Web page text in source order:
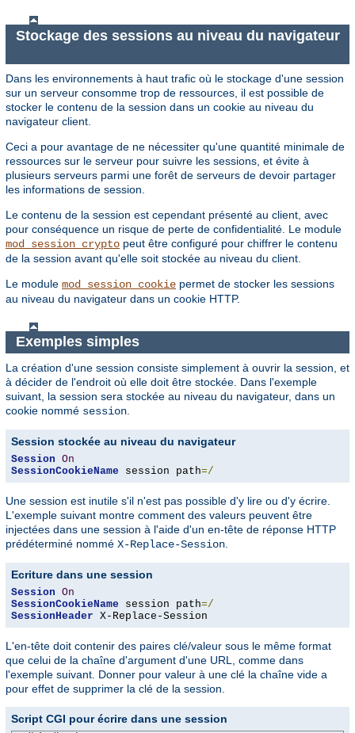
Stockage des sessions au niveau du navigateur
Dans les environnements à haut trafic où le stockage d'une session
sur un serveur consomme trop de ressources, il est possible de
stocker le contenu de la session dans un cookie au niveau du
navigateur client.
Ceci a pour avantage de ne nécessiter qu'une quantité minimale de
ressources sur le serveur pour suivre les sessions, et évite à
plusieurs serveurs parmi une forêt de serveurs de devoir partager
les informations de session.
Le contenu de la session est cependant présenté au client, avec
pour conséquence un risque de perte de confidentialité. Le module
mod_session_crypto peut être configuré pour chiffrer le contenu
de la session avant qu'elle soit stockée au niveau du client.
Le module mod_session_cookie permet de stocker les sessions
au niveau du navigateur dans un cookie HTTP.
Exemples simples
La création d'une session consiste simplement à ouvrir la session, et
à décider de l'endroit où elle doit être stockée. Dans l'exemple
suivant, la session sera stockée au niveau du navigateur, dans un
cookie nommé session
Session stockée au niveau du navigateur
Session On
SessionCookieName session path=/
Une session est inutile s'il n'est pas possible d'y lire ou d'y écrire.
L'exemple suivant montre comment des valeurs peuvent être
injectées dans une session à l'aide d'un en-tête de réponse HTTP
prédéterminé nommé X-Replace-Session
Ecriture dans une session
Session On
SessionCookieName session path=/
SessionHeader X-Replace-Session
L'en-tête doit contenir des paires clé/valeur sous le même format
que celui de la chaîne d'argument d'une URL, comme dans
l'exemple suivant. Donner pour valeur à une clé la chaîne vide a
pour effet de supprimer la clé de la session.
Script CGI pour écrire dans une session